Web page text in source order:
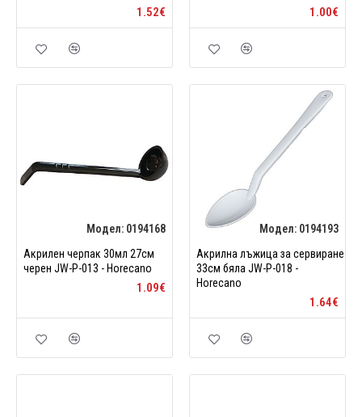
1.52€ 1.00€
Модел: 0194168
Акрилен черпак 30мл 27см
черен JW-P-013 - Horecano
1.09€
Модел: 0194193
Акрилна лъжица за сервиране
33см бяла JW-P-018 -
Horecano
1.64€